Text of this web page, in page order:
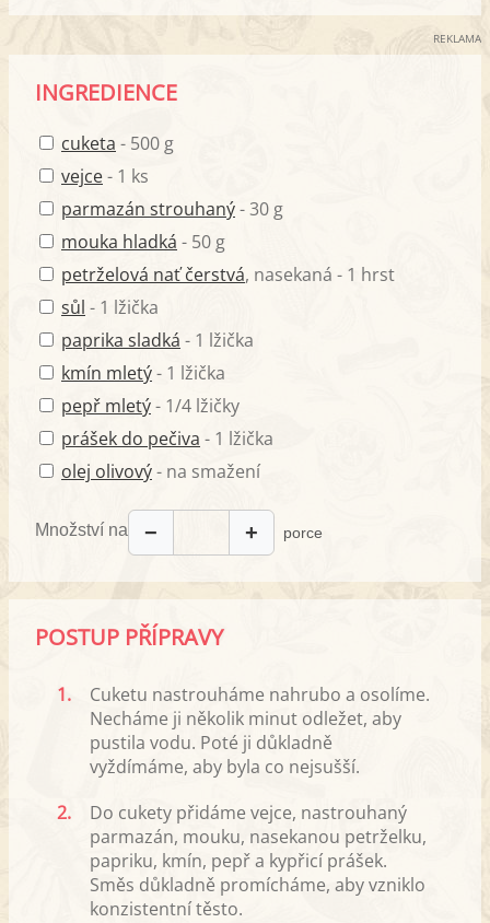
REKLAMA
INGREDIENCE
cuketa - 500 g
vejce- 1 ks
parmazán strouhaný- 30 g
mouka hladká - 50 g
petrželová nať čerstvá, nasekaná - 1 hrst
sůl - 1 lžička
paprika sladká - 1 lžička
kmín mletý- 1 lžička
pepř mletý- 1/4 lžičky
prášek do pečiva - 1 lžička
olej olivový- na smažení
Množství na − + porce
POSTUP PŘÍPRAVY
1.
Cuketu nastrouháme nahrubo a osolíme.
Necháme ji několik minut odležet, aby
pustila vodu. Poté ji důkladně
vyždímáme, aby byla co nejsušší.
2.
Do cukety přidáme vejce, nastrouhaný
parmazán, mouku, nasekanou petrželku,
papriku, kmín, pepř a kypřicí prášek.
Směs důkladně promícháme, aby vzniklo
konzistentní těsto.